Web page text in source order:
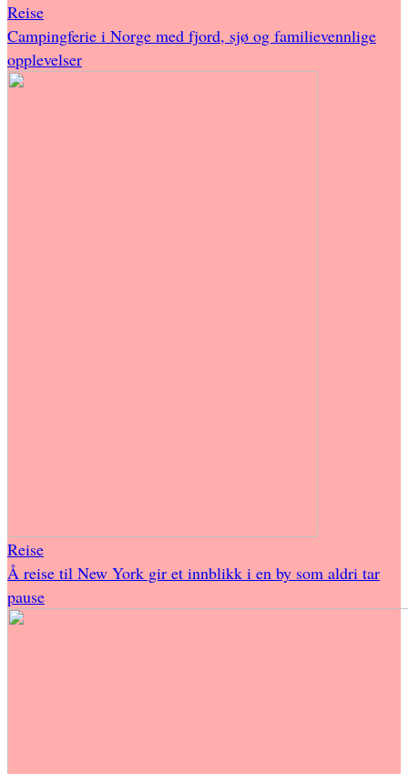
Reise
Campingferie i Norge med fjord, sjø og familievennlige
opplevelser
Reise
Å reise til New York gir et innblikk i en by som aldri tar
pause